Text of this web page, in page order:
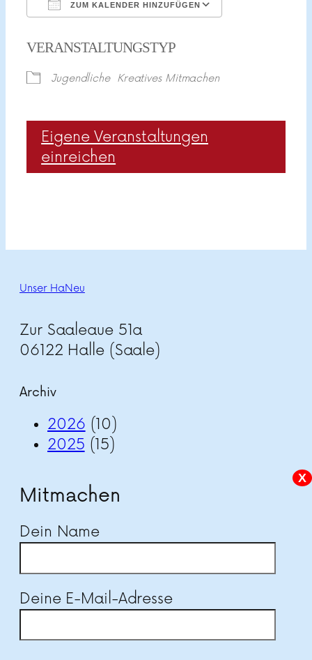
ZUM KALENDER HINZUFÜGEN
VERANSTALTUNGSTYP
Jugendliche Kreatives Mitmachen
Eigene Veranstaltungen
einreichen
Unser HaNeu
Zur Saaleaue 51a
06122 Halle (Saale)
Archiv
2026 (10)
2025 (15)
X
Mitmachen
Dein Name
Deine E-Mail-Adresse